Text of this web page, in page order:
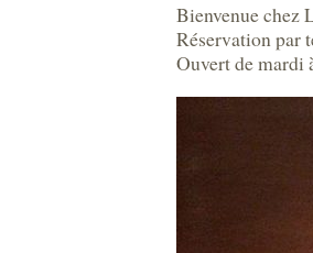
Bienvenue chez
Réservation par
Ouvert de mardi